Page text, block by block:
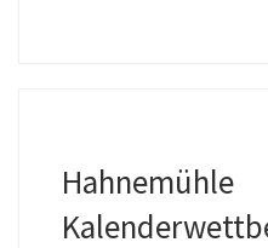
Hahnemühle